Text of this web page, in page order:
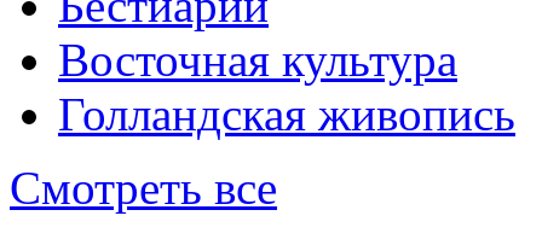
Восточная культура
Голландская живопись
Смотреть все